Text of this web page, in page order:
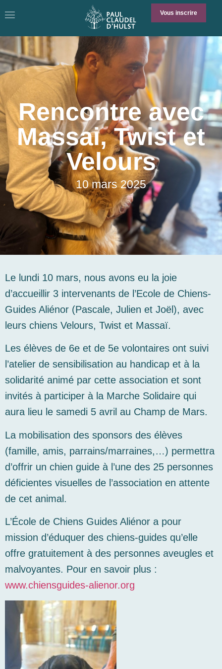
Vous inscrire
Rencontre avec
Massai, Twist et
Velours
10 mars 2025
Le lundi 10 mars, nous avons eu la joie
d’accueillir 3 intervenants de l’Ecole de Chiens-
Guides Aliénor (Pascale, Julien et Joël), avec
leurs chiens Velours, Twist et Massaï.
Les élèves de 6e et de 5e volontaires ont suivi
l’atelier de sensibilisation au handicap et à la
solidarité animé par cette association et sont
invités à participer à la Marche Solidaire qui
aura lieu le samedi 5 avril au Champ de Mars.
La mobilisation des sponsors des élèves
(famille, amis, parrains/marraines,…) permettra
d’offrir un chien guide à l’une des 25 personnes
déficientes visuelles de l’association en attente
de cet animal.
L’École de Chiens Guides Aliénor a pour
mission d’éduquer des chiens-guides qu’elle
offre gratuitement à des personnes aveugles et
malvoyantes. Pour en savoir plus :
www.chiensguides-alienor.org